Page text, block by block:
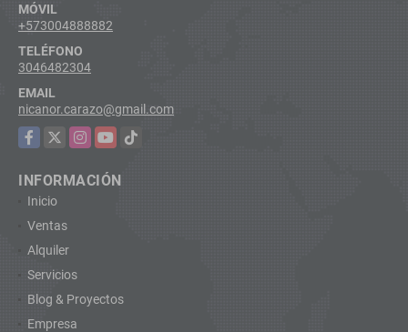
MÓVIL
+573004888882
TELÉFONO
3046482304
EMAIL
nicanor.carazo@gmail.com
Facebook
X Instagram
YouTubeTikTok
INFORMACIÓN
Inicio
Ventas
Alquiler
Servicios
Blog & Proyectos
Empresa